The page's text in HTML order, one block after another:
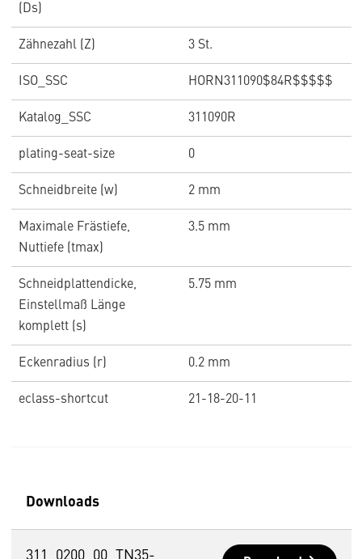
(Ds)
Zähnezahl (Z) 3 St.
ISO_SSC HORN311090$84R$$$$$
Katalog_SSC 311090R
plating-seat-size 0
Schneidbreite (w) 2 mm
Maximale Frästiefe,
Nuttiefe (tmax)
3.5 mm
Schneidplattendicke,
Einstellmaß Länge
komplett (s)
5.75 mm
Eckenradius (r) 0.2 mm
eclass-shortcut 21-18-20-11
Downloads